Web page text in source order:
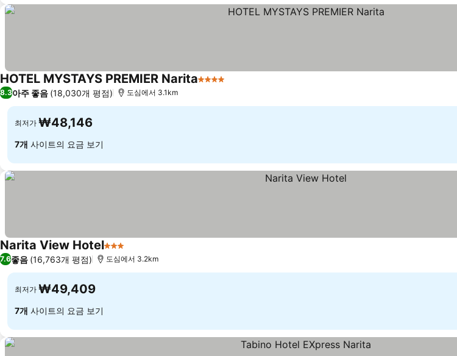
HOTEL MYSTAYS PREMIER Narita4 성급
8.3아주 좋음 (18,030개 평점) 도심에서 3.1km
최저가 ₩48,146
7개 사이트의 요금 보기
Narita View Hotel3 성급
7.6좋음 (16,763개 평점) 도심에서 3.2km
최저가 ₩49,409
7개 사이트의 요금 보기